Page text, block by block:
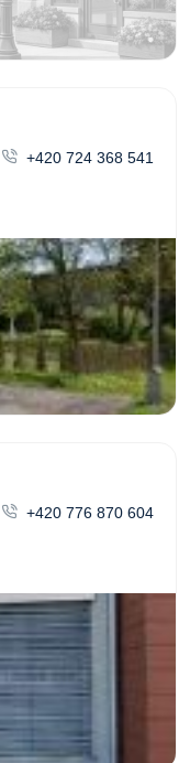
+420 724 368 541
+420 776 870 604